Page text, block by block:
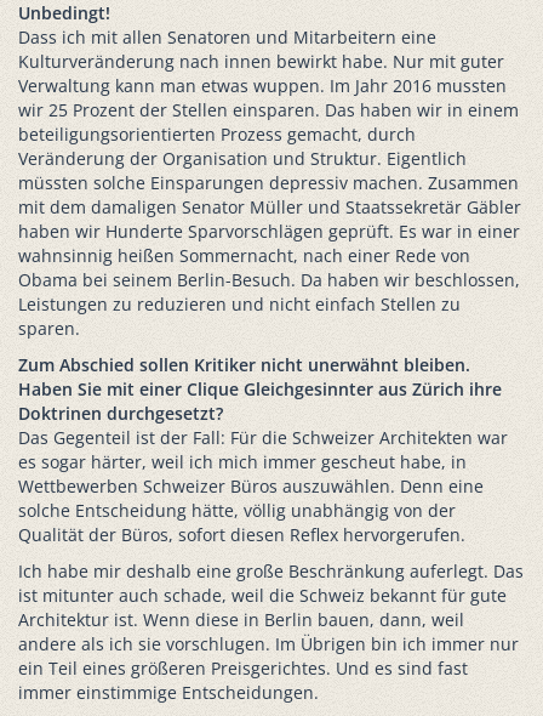
Unbedingt!
Dass ich mit allen Senatoren und Mitarbeitern eine
Kulturveränderung nach innen bewirkt habe. Nur mit guter
Verwaltung kann man etwas wuppen. Im Jahr 2016 mussten
wir 25 Prozent der Stellen einsparen. Das haben wir in einem
beteiligungsorientierten Prozess gemacht, durch
Veränderung der Organisation und Struktur. Eigentlich
müssten solche Einsparungen depressiv machen. Zusammen
mit dem damaligen Senator Müller und Staatssekretär Gäbler
haben wir Hunderte Sparvorschlägen geprüft. Es war in einer
wahnsinnig heißen Sommernacht, nach einer Rede von
Obama bei seinem Berlin-Besuch. Da haben wir beschlossen,
Leistungen zu reduzieren und nicht einfach Stellen zu
sparen.
Zum Abschied sollen Kritiker nicht unerwähnt bleiben.
Haben Sie mit einer Clique Gleichgesinnter aus Zürich ihre
Doktrinen durchgesetzt?
Das Gegenteil ist der Fall: Für die Schweizer Architekten war
es sogar härter, weil ich mich immer gescheut habe, in
Wettbewerben Schweizer Büros auszuwählen. Denn eine
solche Entscheidung hätte, völlig unabhängig von der
Qualität der Büros, sofort diesen Reflex hervorgerufen.
Ich habe mir deshalb eine große Beschränkung auferlegt. Das
ist mitunter auch schade, weil die Schweiz bekannt für gute
Architektur ist. Wenn diese in Berlin bauen, dann, weil
andere als ich sie vorschlugen. Im Übrigen bin ich immer nur
ein Teil eines größeren Preisgerichtes. Und es sind fast
immer einstimmige Entscheidungen.